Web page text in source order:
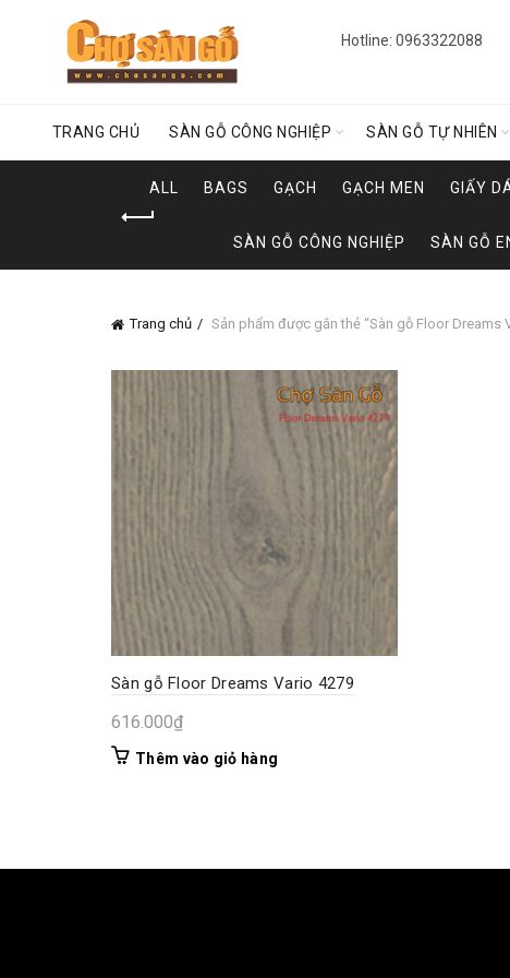
Hotline: 0963322088
TRANG CHỦ SÀN GỖ CÔNG NGHIỆP SÀN GỖ TỰ NHIÊN
ALL BAGS GẠCH GẠCH MEN GIẤY
SÀN GỖ CÔNG NGHIỆP SÀN GỖ
Trang chủ Sản phẩm được gắn thẻ “Sàn gỗ Floor Dreams
Sàn gỗ Floor Dreams Vario 4279
616.000₫
Thêm vào giỏ hàng